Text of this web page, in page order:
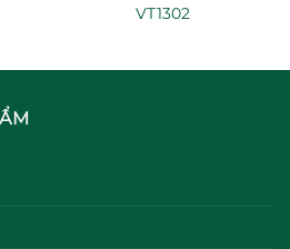
VT1302